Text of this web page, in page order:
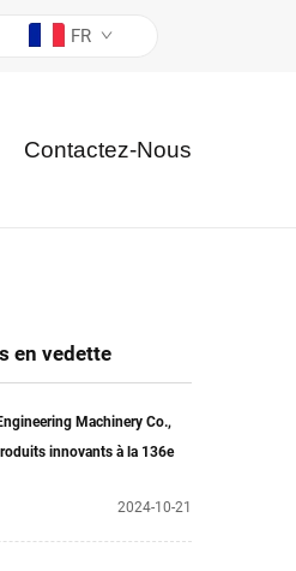
FR
Contactez-Nous
en vedette
Machinery Co.,
innovants à la 136e
2024-10-21